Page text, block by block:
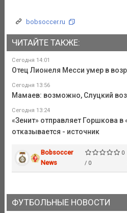
bobsoccer.ru
ЧИТАЙТЕ ТАКЖЕ:
Сегодня 14:01
Отец Лионеля Месси умер в
Сегодня 13:56
Мамаев: возможно, Слуцкий
Сегодня 13:24
«Зенит» отправляет Горшкова в
отказывается - источник
Bobsoccer
News
0
/ 0
ФУТБОЛЬНЫЕ НОВОСТИ